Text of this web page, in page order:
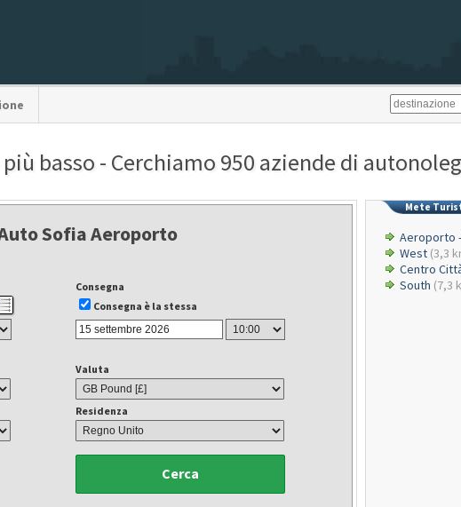
basso - Cerchiamo 950 aziende di
Sofia Aeroporto
Consegna
Consegna è la stessa
Valuta
Residenza
Cerca
Mete
Aeroporto
West (3,3
Centro
South (7,3